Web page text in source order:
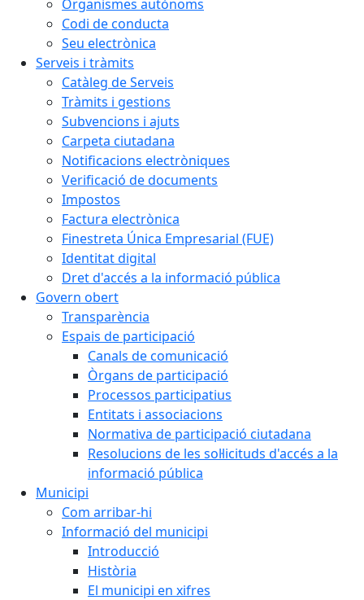
Organismes autònoms
Codi de conducta
Seu electrònica
Serveis i tràmits
Catàleg de Serveis
Tràmits i gestions
Subvencions i ajuts
Carpeta ciutadana
Notificacions electròniques
Verificació de documents
Impostos
Factura electrònica
Finestreta Única Empresarial (FUE)
Identitat digital
Dret d'accés a la informació pública
Govern obert
Transparència
Espais de participació
Canals de comunicació
Òrgans de participació
Processos participatius
Entitats i associacions
Normativa de participació ciutadana
Resolucions de les sol·licituds d'accés a la
informació pública
Municipi
Com arribar-hi
Informació del municipi
Introducció
Història
El municipi en xifres